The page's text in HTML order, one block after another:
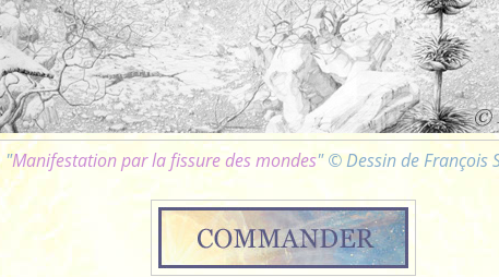
"Manifestation par la fissure des mondes" © Dessin de François